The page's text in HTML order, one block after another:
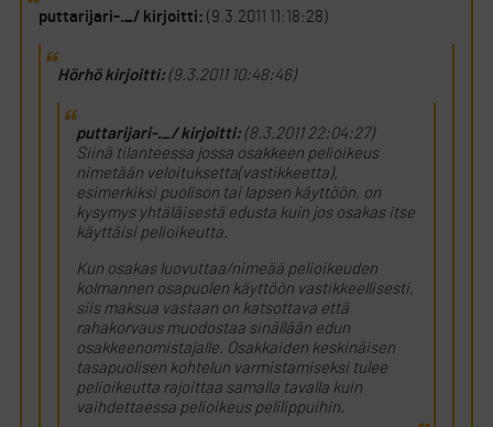
puttarijari-._/ kirjoitti: (9.3.2011 11:18:28)
Hörhö kirjoitti:(9.3.2011 10:48:46)
puttarijari-._/ kirjoitti:(8.3.2011 22:04:27)
Siinä tilanteessa jossa osakkeen pelioikeus
nimetään veloituksetta(vastikkeetta),
esimerkiksi puolison tai lapsen käyttöön, on
kysymys yhtäläisestä edusta kuin jos osakas itse
käyttäisi pelioikeutta.
Kun osakas luovuttaa/nimeää pelioikeuden
kolmannen osapuolen käyttöön vastikkeellisesti,
siis maksua vastaan on katsottava että
rahakorvaus muodostaa sinällään edun
osakkeenomistajalle. Osakkaiden keskinäisen
tasapuolisen kohtelun varmistamiseksi tulee
pelioikeutta rajoittaa samalla tavalla kuin
vaihdettaessa pelioikeus pelilippuihin.